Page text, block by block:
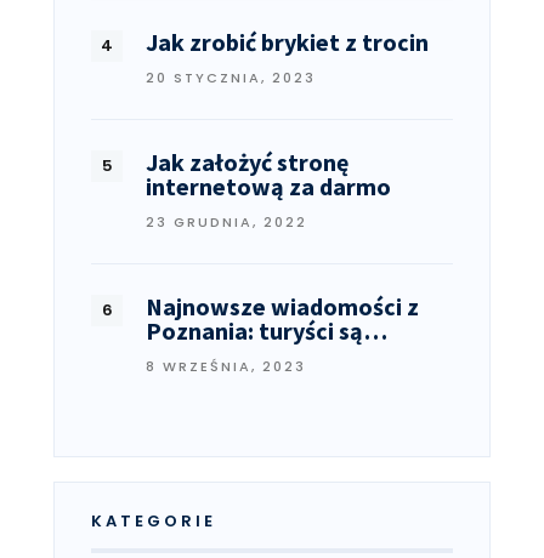
Jak zrobić brykiet z trocin
20 STYCZNIA, 2023
Jak założyć stronę
internetową za darmo
23 GRUDNIA, 2022
Najnowsze wiadomości z
Poznania: turyści są…
8 WRZEŚNIA, 2023
KATEGORIE